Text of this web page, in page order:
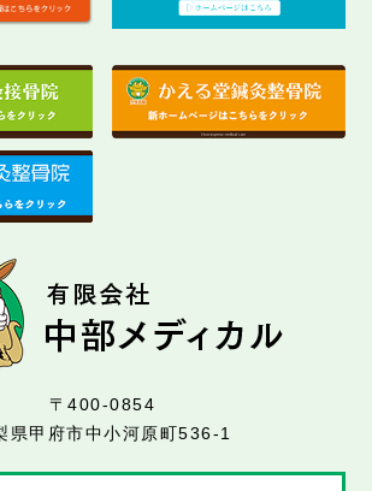
〒400-0854
県甲府市中小河原町536-1